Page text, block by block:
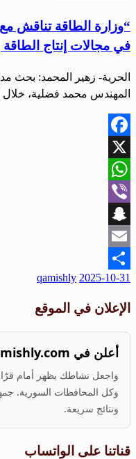
“وزارة الطاقة تناقش
في مجالات إنتاج الطاقة
الحرية- زهير المحمد: بحث
المهندس محمد فضلية، خلال
Facebook
X
WhatsApp
Viber
Snapchat
Email
Share
2025-10-31
qamishly
الإعلان في الموقع
أعلن في Qamishly.com
واجعل نشاطك يظهر أمام
وكل المحافظات السورية.
ونتائج سريعة.
قناتنا على الواتساب